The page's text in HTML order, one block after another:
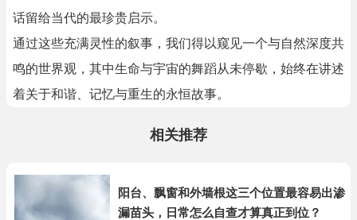
话留给当代的最珍贵启示。
通过这些充满灵性的叙事，我们得以窥见一个与自然深度共
鸣的世界观，其中生命与宇宙的舞蹈从未停歇，始终在讲述
着关于和谐、记忆与重生的永恒故事。
相关推荐
阳台、飘窗和外墙根这三个位置最容易出渗
漏苗头，日常怎么自查才算真正到位？